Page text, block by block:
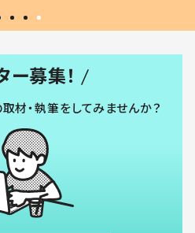
ー募集！
材・執筆をしてみませんか？